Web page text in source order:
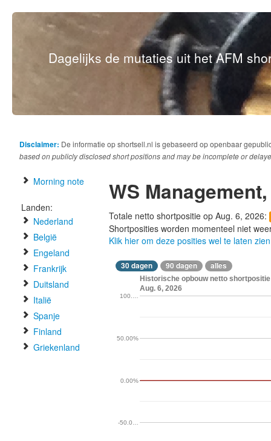
Dagelijks de mutaties uit het AFM
Disclaimer: De informatie op shortsell.nl is gebaseerd op openbaar
based on publicly disclosed short positions and may be incomplete or
Morning note
Landen:
Nederland
België
Engeland
Frankrijk
Duitsland
Italië
Spanje
Finland
Griekenland
WS
Totale netto shortpositie op Aug. 6, 2026:
Shortposities worden momenteel niet
Klik hier om deze posities wel te laten zien
30 dagen 90 dagen alles
Historische opbouw netto
Aug. 6, 2026
-50.0…
0.00%
50.00%
100.…